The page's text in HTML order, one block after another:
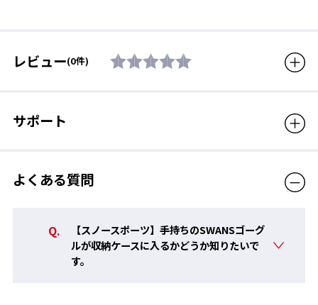
W170×H90×D80 (mm)
生産国
って大きさと位置が異なります。
レビュー(0件)
サポート
よくある質問
【スノースポーツ】手持ちのSWANSゴーグ
ルが収納ケースに入るかどうか知りたいで
す。